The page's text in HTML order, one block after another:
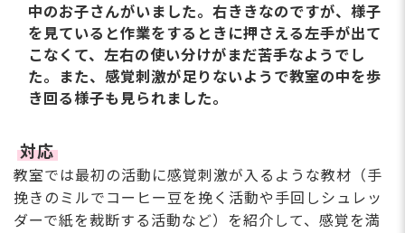
中のお⼦さんがいました。右ききなのですが、様⼦
を⾒ていると作業をするときに押さえる左⼿が出て
こなくて、左右の使い分けがまだ苦⼿なようでし
た。また、感覚刺激が⾜りないようで教室の中を歩
き回る様⼦も⾒られました。
対応
教室では最初の活動に感覚刺激が⼊るような教材（⼿
挽きのミルでコーヒー⾖を挽く活動や⼿回しシュレッ
ダーで紙を裁断する活動など）を紹介して、感覚を満